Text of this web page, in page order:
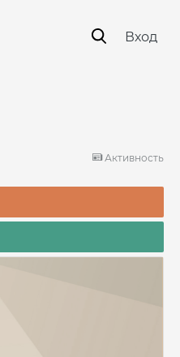
Вход
Активность